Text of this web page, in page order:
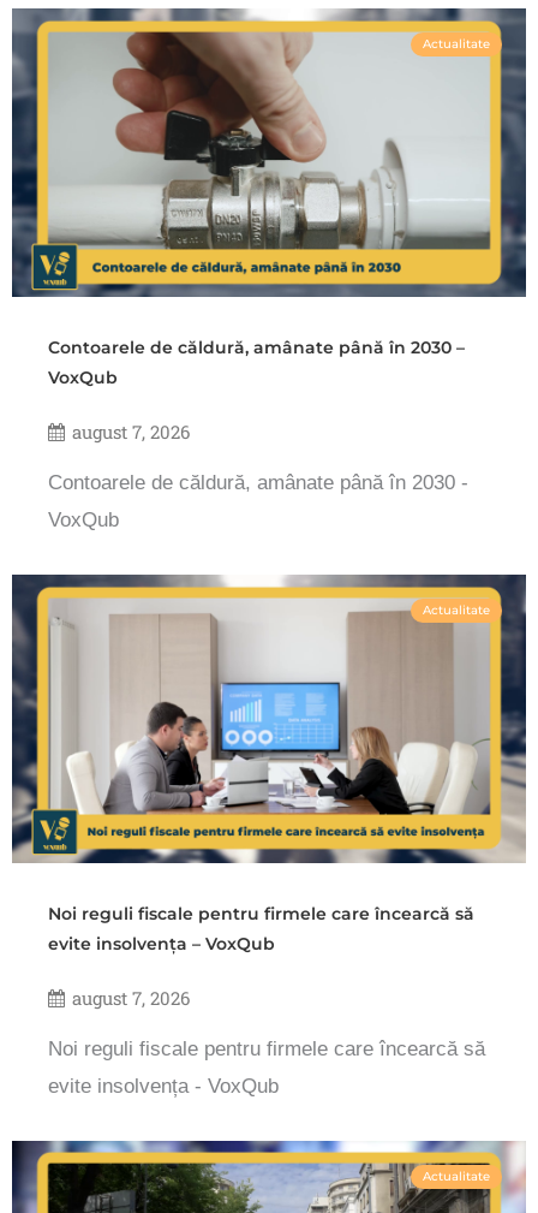
Actualitate
Contoarele de căldură, amânate până în 2030 –
VoxQub
august 7, 2026
Contoarele de căldură, amânate până în 2030 -
VoxQub
Actualitate
Noi reguli fiscale pentru firmele care încearcă să
evite insolvența – VoxQub
august 7, 2026
Noi reguli fiscale pentru firmele care încearcă să
evite insolvența - VoxQub
Actualitate